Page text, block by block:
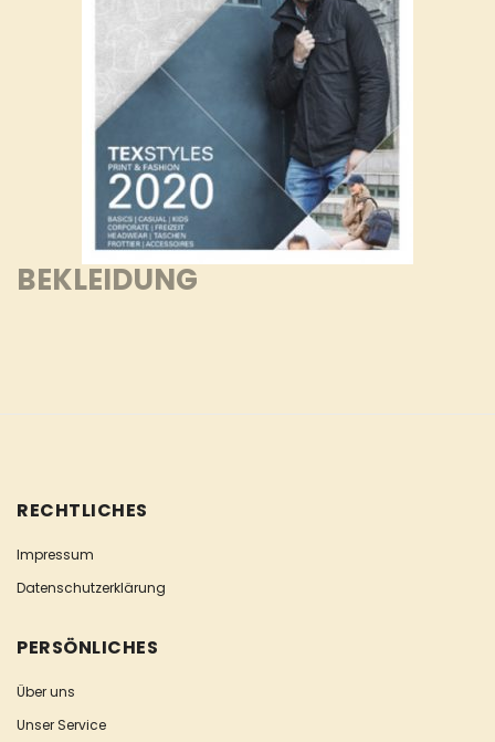
BEKLEIDUNG
RECHTLICHES
Impressum
Datenschutzerklärung
PERSÖNLICHES
Über uns
Unser Service